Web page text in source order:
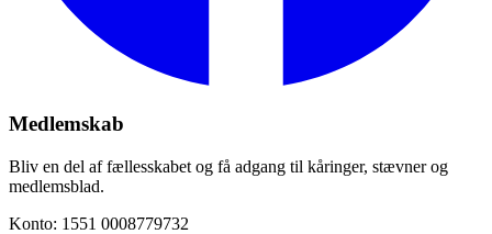
Medlemskab
Bliv en del af fællesskabet og få adgang til kåringer, stævner og
medlemsblad.
Konto: 1551 0008779732